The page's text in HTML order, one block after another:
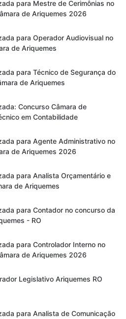
para Mestre de Cerimônias no
de Ariquemes 2026
para Operador Audiovisual no
de Ariquemes
para Técnico de Segurança do
de Ariquemes
Concurso Câmara de
em Contabilidade
para Agente Administrativo no
de Ariquemes 2026
para Analista Orçamentário e
de Ariquemes
para Contador no concurso da
- RO
para Controlador Interno no
de Ariquemes 2026
Legislativo Ariquemes RO
para Analista de Comunicação